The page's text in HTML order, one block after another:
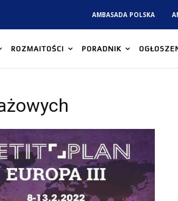
AMBASADA POLSKA
ROZMAITOŚCI PORADNIK